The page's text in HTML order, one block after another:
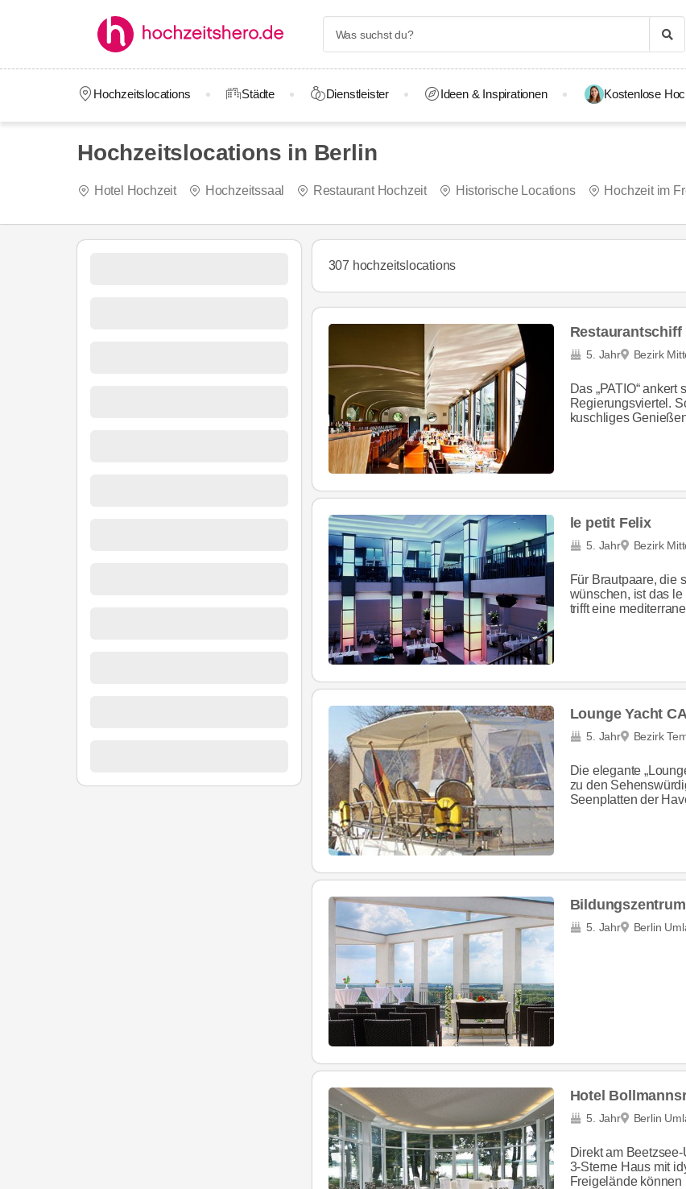
Hochzeitslocations Städte Dienstleister Ideen & Inspirationen Kostenlose
Hochzeitslocations in Berlin
Hotel Hochzeit Hochzeitssaal Restaurant Hochzeit Historische Locations Hochzeit im
307 hochzeitslocations
Restaurantschiff
5. Jahr Bezirk
Das „PATIO“
Regierungsviertel.
kuschliges
le petit Felix
5. Jahr Bezirk
Für Brautpaare, die
wünschen, ist das
trifft eine
Lounge Yacht
5. Jahr Bezirk
Die elegante
zu den
Seenplatten der
5. Jahr Berlin
Hotel
5. Jahr Berlin
Direkt am
3-Sterne Haus mit
Freigelände können